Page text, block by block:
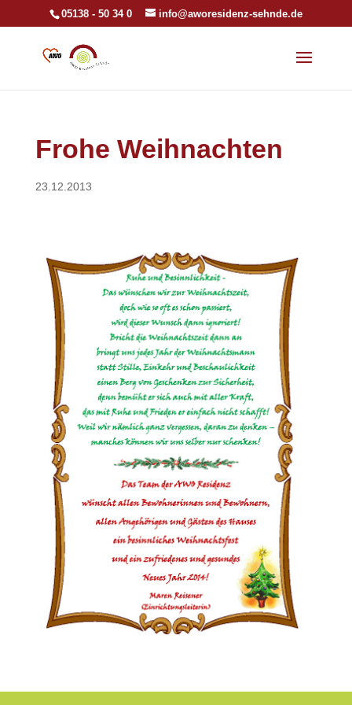
05138 - 50 34 0 info@aworesidenz-sehnde.de
Frohe Weihnachten
23.12.2013